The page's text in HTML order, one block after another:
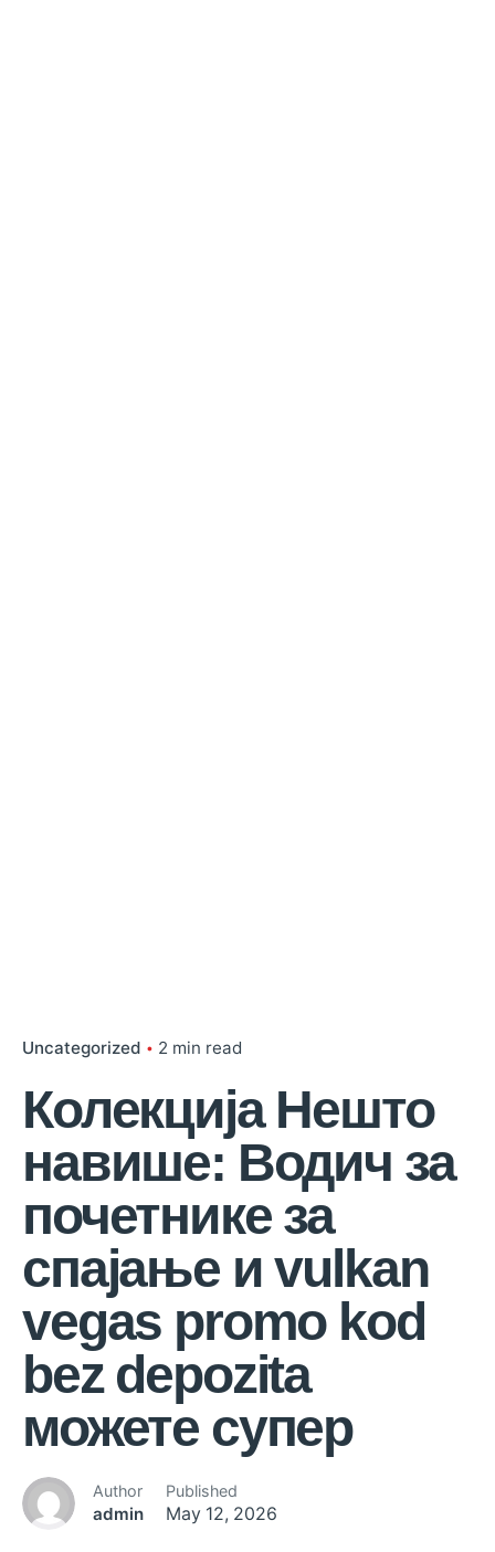
Uncategorized 2 min read
Колекција Нешто
навише: Водич за
почетнике за
спајање и vulkan
vegas promo kod
bez depozita
можете супер
Author
admin
Published
May 12, 2026